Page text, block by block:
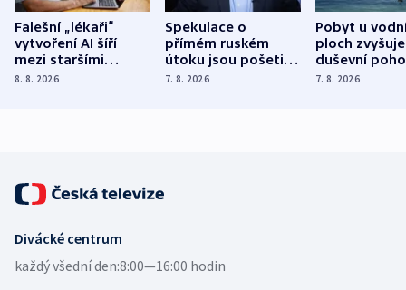
Falešní „lékaři“
vytvoření AI šíří
mezi staršími
Poláky nebezpečné
8. 8. 2026
Spekulace o
přímém ruském
útoku jsou pošetilé,
míní estonský
7. 8. 2026
Pobyt u
ploch zvyšuje
duševní
ukázala
7. 8. 2026
Divácké centrum
každý všední den:8:00—16:00 hodin